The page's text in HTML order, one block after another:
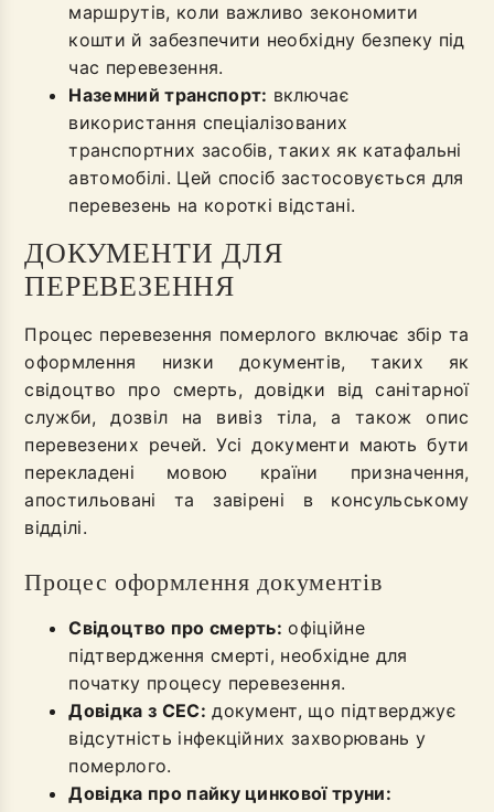
маршрутів, коли важливо зекономити
кошти й забезпечити необхідну безпеку під
час перевезення.
Наземний транспорт: включає
використання спеціалізованих
транспортних засобів, таких як катафальні
автомобілі. Цей спосіб застосовується для
перевезень на короткі відстані.
ДОКУМЕНТИ ДЛЯ
ПЕРЕВЕЗЕННЯ
Процес перевезення померлого включає збір та
оформлення низки документів, таких як
свідоцтво про смерть, довідки від санітарної
служби, дозвіл на вивіз тіла, а також опис
перевезених речей. Усі документи мають бути
перекладені мовою країни призначення,
апостильовані та завірені в консульському
відділі.
Процес оформлення документів
Свідоцтво про смерть: офіційне
підтвердження смерті, необхідне для
початку процесу перевезення.
Довідка з СЕС: документ, що підтверджує
відсутність інфекційних захворювань у
померлого.
Довідка про пайку цинкової труни: